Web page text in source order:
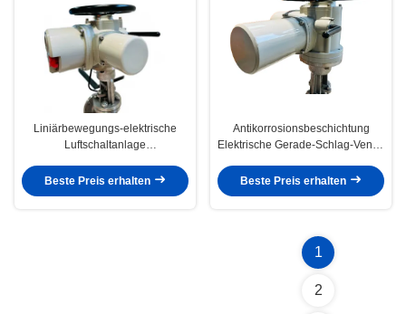
Liniärbewegungs-elektrische
Luftschaltanlage
Beste Preis erhalten
Antikorrosionsbeschichtung
Elektrische Gerade-Schlag-Ventil-
Beste Preis erhalten
1
2